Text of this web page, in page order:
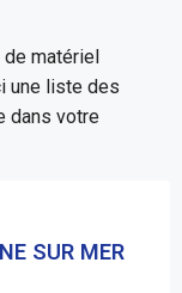
matériel
une liste des
dans votre
SUR MER